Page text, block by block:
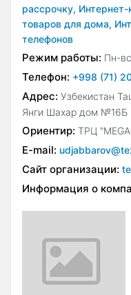
рассрочку,
товаров для дома,
телефонов
Режим работы: Пн-
Телефон: +998 (71)
Адрес: Узбекистан
Янги Шахар дом №16Б
Ориентир: ТРЦ
E-mail:
Сайт организации:
Информация о